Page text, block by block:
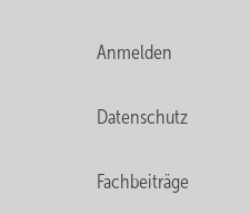
Anmelden
Datenschutz
Fachbeiträge